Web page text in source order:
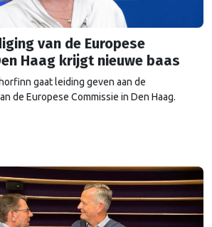
van de Europese
Haag krijgt nieuwe baas
gaat leiding geven aan de
de Europese Commissie in Den Haag.